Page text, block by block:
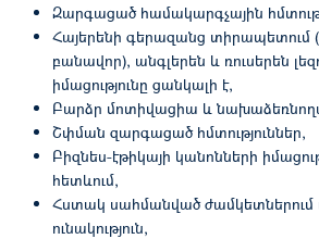
Զարգացած համակարգչային
Հայերենի գերազանց տիրապետում
բանավոր), անգլերեն և ռուսերեն
իմացությունը ցանկալի է,
Բարձր մոտիվացիա և
Շփման զարգացած հմտություններ,
Բիզնես-էթիկայի կանոնների
հետևում,
Հստակ սահմանված ժամկետներում
ունակություն,